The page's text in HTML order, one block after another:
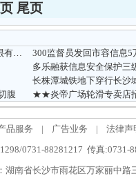
尾页
长沙尚美无套男后续：制造艳照门是一件很有趣的事情
300监督员发回市容信息5
长株潭城铁地下穿行长沙
腹
★★炎帝广场轮滑专卖店
品服务 | 广告业务 |
法律声
0731-88281217 传真:0731-
湖南省长沙市雨花区万家丽中